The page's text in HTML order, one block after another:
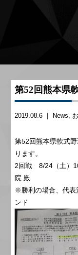
第52回熊本県
2019.08.6 ｜ News
第52回熊本県軟式
ります。
2回戦 8/24（土）
院 殿
※勝利の場合、代
ンド